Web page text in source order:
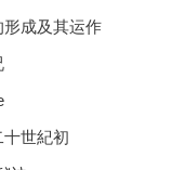
成及其运作
世紀初